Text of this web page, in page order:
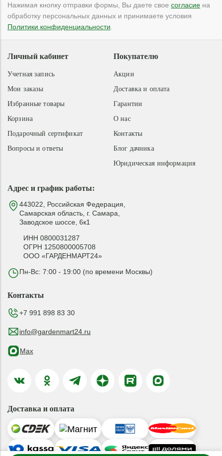
Нажимая кнопку отправки формы, Вы даете свое согласие на
обработку персональных данных и принимаете условия
Политики конфиденциальности
Адрес и график работы:
443022, Российская Федерация,
Самарская область, г. Самара,
Заводское шоссе, 6к1
ИНН 0800031287
ОГРН 1250800005708
ООО «ГАРДЕНМАРТ24»
Пн-Вс: 7:00 - 19:00 (по времени Москвы)
Покупателю
Акции
Доставка и оплата
Гарантии
О нас
Контакты
Блог дачника
Юридическая информация
Личный кабинет
Учетная запись
Мои заказы
Избранные товары
Корзина
Подарочный сертификат
Вопросы и ответы
Контакты
+7 991 898 83 30
info@gardenmart24.ru
Max
Доставка и оплата